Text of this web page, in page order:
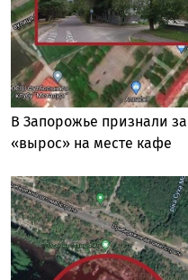
В Запорожье признали
«вырос» на месте кафе